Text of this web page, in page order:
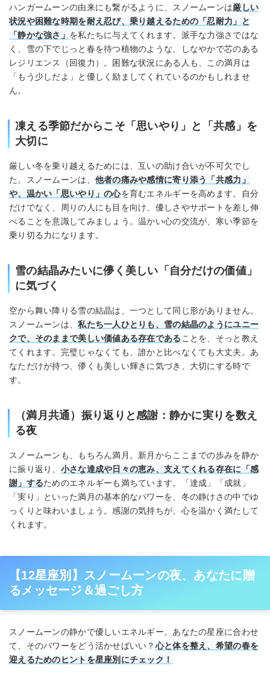
ハンガームーンの由来にも繋がるように、スノームーンは厳しい
状況や困難な時期を耐え忍び、乗り越えるための「忍耐力」と
「静かな強さ」 を私たちに与えてくれます。派手な力強さではな
く、雪の下でじっと春を待つ植物のような、しなやかで芯のある
レジリエンス（回復力）。困難な状況にある人も、この満月は
「もう少しだよ」と優しく励ましてくれているのかもしれませ
ん。
凍える季節だからこそ「思いやり」と「共感」を
大切に
厳しい冬を乗り越えるためには、互いの助け合いが不可欠でし
た。スノームーンは、 他者の痛みや感情に寄り添う「共感力」
や、温かい「思いやり」の心を育むエネルギーを高めます。自分
だけでなく、周りの人にも目を向け、優しさやサポートを差し伸
べることを意識してみましょう。温かい心の交流が、寒い季節を
乗り切る力になります。
雪の結晶みたいに儚く美しい「自分だけの価値」
に気づく
空から舞い降りる雪の結晶は、一つとして同じ形がありません。
スノームーンは、私たち一人ひとりも、雪の結晶のようにユニー
クで、そのままで美しい価値ある存在である ことを、そっと教え
てくれます。完璧じゃなくても、誰かと比べなくても大丈夫。あ
なただけが持つ、儚くも美しい輝きに気づき、大切にする時で
す。
（満月共通）振り返りと感謝：静かに実りを数え
る夜
スノームーンも、もちろん満月。新月からここまでの歩みを静か
に振り返り、 小さな達成や日々の恵み、支えてくれる存在に「感
謝」するためのエネルギーも満ちています。「達成」「成就」
「実り」といった満月の基本的なパワーを、冬の静けさの中でゆ
っくりと味わいましょう。感謝の気持ちが、心を温かく満たして
くれます。
【12星座別】スノームーンの夜、あなたに贈
るメッセージ＆過ごし方
スノームーンの静かで優しいエネルギー。あなたの星座に合わせ
て、そのパワーをどう活かせばいい？ 心と体を整え、希望の春を
迎えるためのヒントを星座別にチェック！